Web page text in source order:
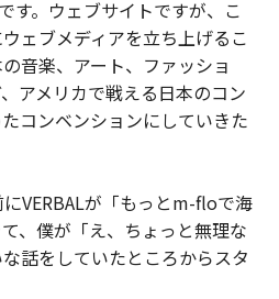
す。ウェブサイトですが、こ
ェブメディアを立ち上げるこ
音楽、アート、ファッショ
アメリカで戦える日本のコン
コンベンションにしていきた
VERBALが「もっとm-floで海
、僕が「え、ちょっと無理な
話をしていたところからスタ